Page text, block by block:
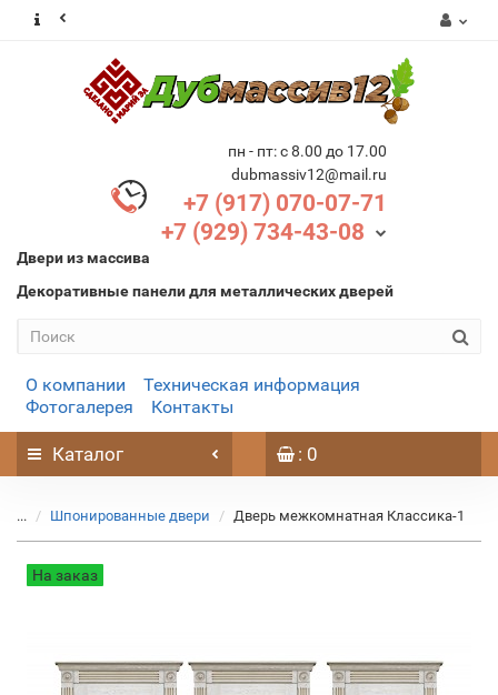
пн - пт: с 8.00 до 17.00
dubmassiv12@mail.ru
+7 (917) 070-07-71
+7 (929) 734-43-08
Двери из массива
Декоративные панели для металлических дверей
О компании
Техническая информация
Фотогалерея
Контакты
Каталог : 0
... Шпонированные двери Дверь межкомнатная Классика-1
На заказ